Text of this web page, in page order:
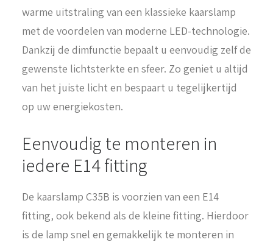
warme uitstraling van een klassieke kaarslamp
met de voordelen van moderne LED-technologie.
Dankzij de dimfunctie bepaalt u eenvoudig zelf de
gewenste lichtsterkte en sfeer. Zo geniet u altijd
van het juiste licht en bespaart u tegelijkertijd
op uw energiekosten.
Eenvoudig te monteren in
iedere E14 fitting
De kaarslamp C35B is voorzien van een E14
fitting, ook bekend als de kleine fitting. Hierdoor
is de lamp snel en gemakkelijk te monteren in